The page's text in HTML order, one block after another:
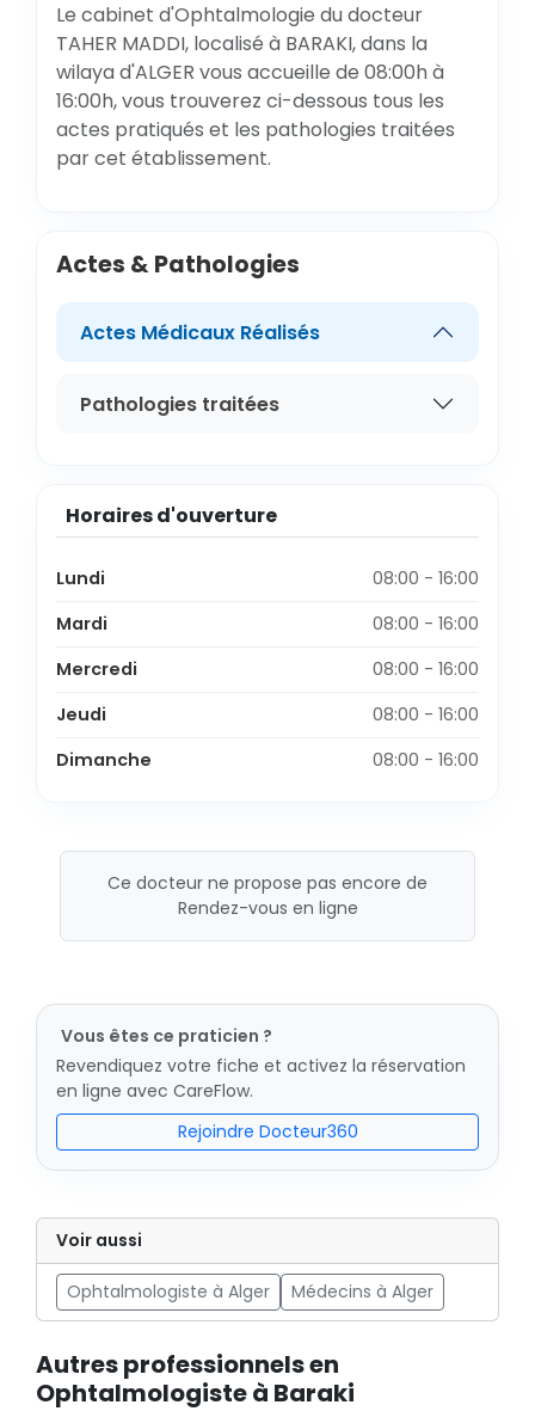
Le cabinet d'Ophtalmologie du docteur
TAHER MADDI, localisé à BARAKI, dans la
wilaya d'ALGER vous accueille de 08:00h à
16:00h, vous trouverez ci-dessous tous les
actes pratiqués et les pathologies traitées
par cet établissement.
Actes & Pathologies
Actes Médicaux Réalisés
Pathologies traitées
Horaires d'ouverture
Lundi
08:00 - 16:00
Mardi
08:00 - 16:00
Mercredi
08:00 - 16:00
Jeudi
08:00 - 16:00
Dimanche
08:00 - 16:00
Ce docteur ne propose pas encore de
Rendez-vous en ligne
Vous êtes ce praticien ?
Revendiquez votre fiche et activez la réservation
en ligne avec CareFlow.
Rejoindre Docteur360
Voir aussi
Ophtalmologiste à Alger Médecins à Alger
Autres professionnels en
Ophtalmologiste à Baraki